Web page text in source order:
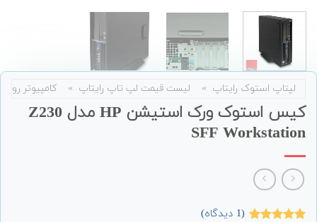
لپتاپ استوک رایتاپ » لیست قیمت لپ تاپ رایتاپ » کامپیوتر
کیس استوک ورک استیشن HP مدل Z230
SFF Workstation
(
1 دیدگاه)